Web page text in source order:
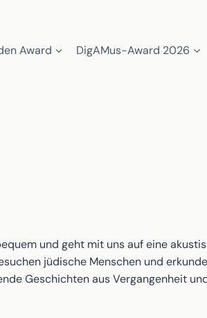
Award DigAMus-Award 2026
und geht mit uns auf eine
jüdische Menschen und
Geschichten aus Vergangenheit